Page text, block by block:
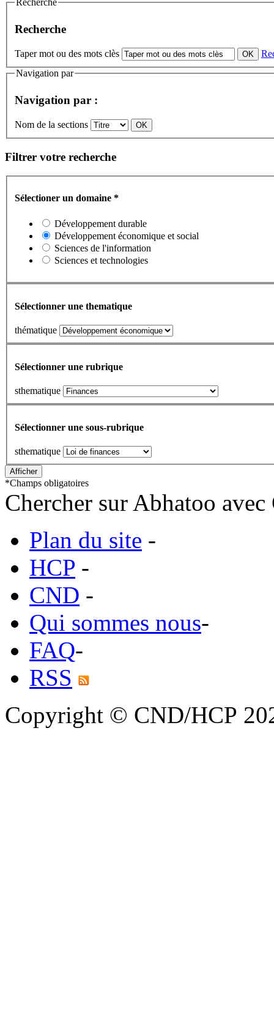
Recherche
Recherche
Taper mot ou des mots clès
Navigation par
Navigation par :
Nom de la sections
Filtrer votre recherche
Sélectioner un domaine *
Développement durable
Développement économique et social
Sciences de l'information
Sciences et technologies
Sélectionner une thematique
thématique
Sélectionner une rubrique
sthematique
Sélectionner une sous-rubrique
sthematique
*Champs obligatoires
Chercher sur Abhatoo
Plan du site -
HCP -
CND -
Qui sommes nous-
FAQ-
RSS
Copyright © CND/HCP